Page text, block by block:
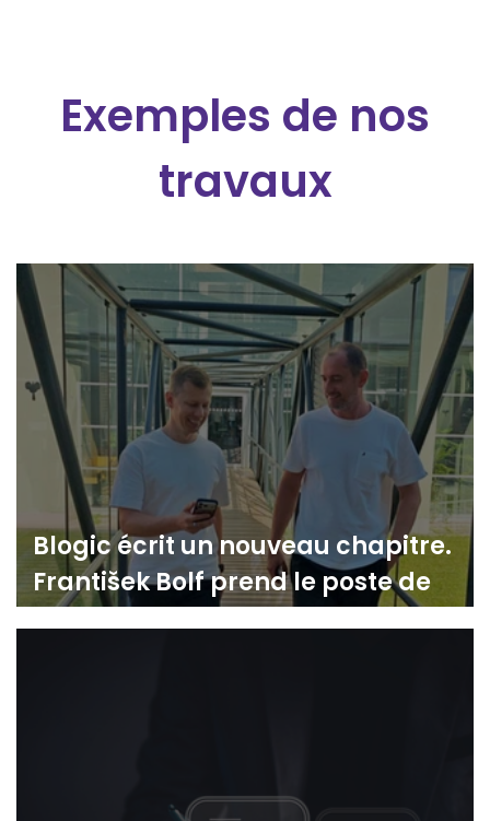
Exemples de nos
travaux
Blogic écrit un nouveau chapitre.
František Bolf prend le poste de
PDG.